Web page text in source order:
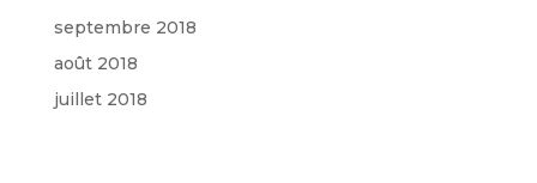
septembre 2018
août 2018
juillet 2018